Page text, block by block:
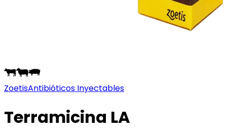
ZoetisAntibióticos Inyectables
Terramicina LA